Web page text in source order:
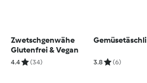
Zwetschgenwähe
Glutenfrei & Vegan
4.4 (34)
Gemüsetäschli
3.8 (6)